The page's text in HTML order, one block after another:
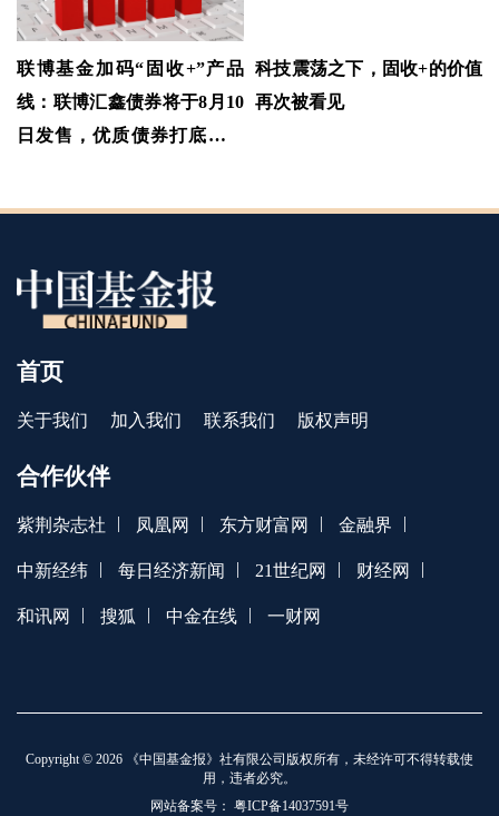
联博基金加码“固收+”产品
线：联博汇鑫债券将于8月10
日发售，优质债券打底，跨
科技震荡之下，固收+的价值
再次被看见
首页
关于我们 加入我们 联系我们 版权声明
合作伙伴
紫荆杂志社 凤凰网 东方财富网 金融界
中新经纬 每日经济新闻 21世纪网 财经网
和讯网 搜狐 中金在线 一财网
Copyright © 2026 《中国基金报》社有限公司版权所有，未经许可不得转载使
用，违者必究。
网站备案号： 粤ICP备14037591号